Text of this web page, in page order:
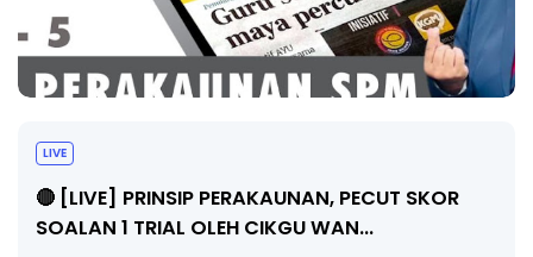
LIVE
🔴 [LIVE] PRINSIP PERAKAUNAN, PECUT SKOR
SOALAN 1 TRIAL OLEH CIKGU WAN...